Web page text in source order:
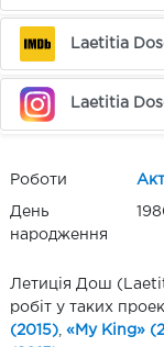
Laetitia
Laetitia
Роботи
День
народження
Летиція Дош
робіт у таких
(2015) «My King»